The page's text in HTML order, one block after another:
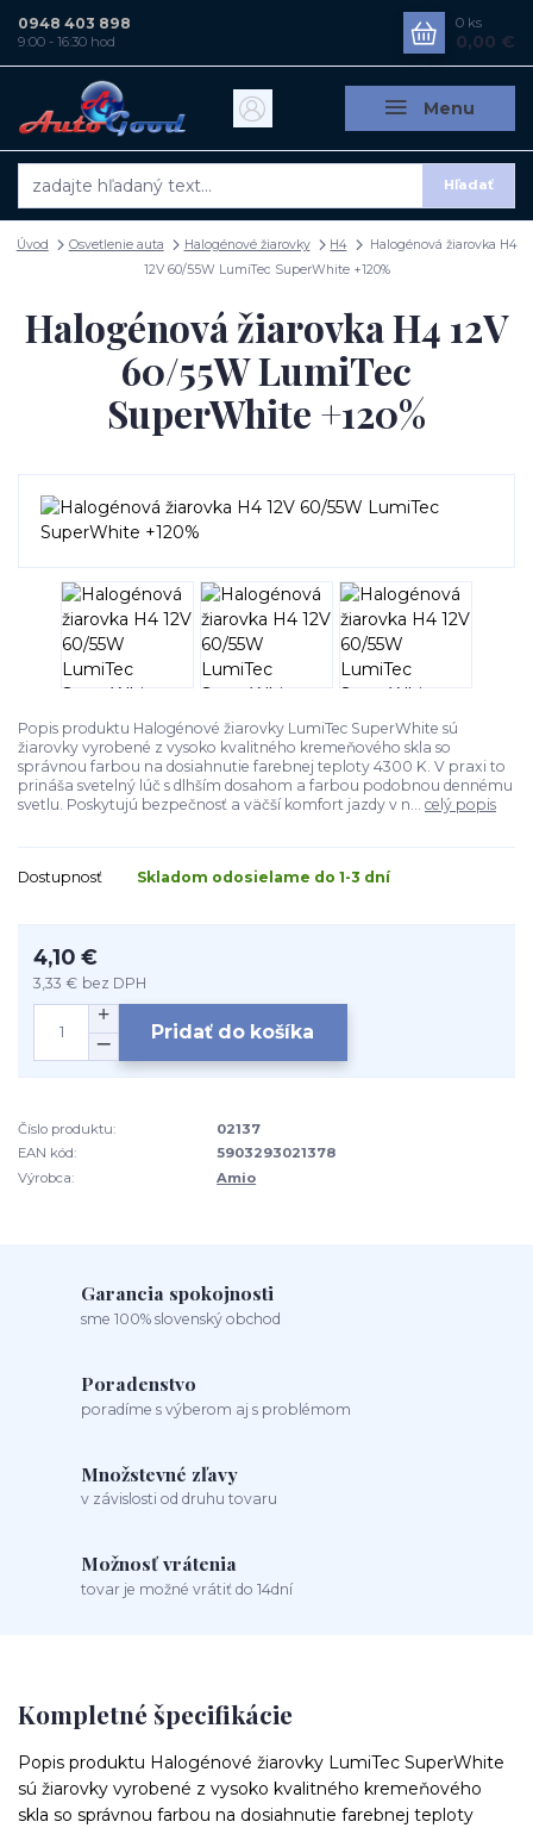
Menu
Hľadať
0948 403 898
9:00 - 16:30 hod
0 ks
0,00 €
Úvod Osvetlenie auta Halogénové žiarovky H4
Halogénová žiarovka H4
12V 60/55W LumiTec SuperWhite +120%
Halogénová žiarovka H4 12V
60/55W LumiTec
SuperWhite +120%
Popis produktu Halogénové žiarovky LumiTec SuperWhite sú
žiarovky vyrobené z vysoko kvalitného kremeňového skla so
správnou farbou na dosiahnutie farebnej teploty 4300 K. V praxi to
prináša svetelný lúč s dlhším dosahom a farbou podobnou dennému
svetlu. Poskytujú bezpečnosť a väčší komfort jazdy v n... celý popis
Dostupnosť Skladom odosielame do 1-3 dní
4,10 €
3,33 € bez DPH
Pridať do košíka
Číslo produktu:
02137
EAN kód:
5903293021378
Výrobca:
Amio
Garancia spokojnosti
sme 100% slovenský obchod
Poradenstvo
poradíme s výberom aj s problémom
Množstevné zľavy
v závislosti od druhu tovaru
Možnosť vrátenia
tovar je možné vrátiť do 14dní
Kompletné špecifikácie
Popis produktu Halogénové žiarovky LumiTec SuperWhite
sú žiarovky vyrobené z vysoko kvalitného kremeňového
skla so správnou farbou na dosiahnutie farebnej teploty